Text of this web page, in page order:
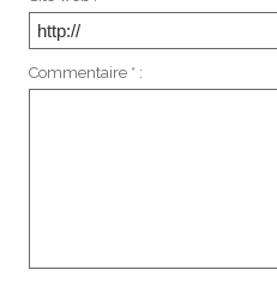
Commentaire * :